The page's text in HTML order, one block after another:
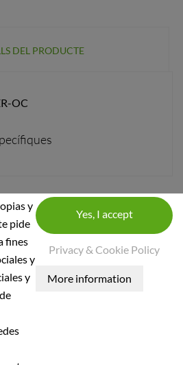
DEL PRODUCTE
OC
BOTIGA
y
pide
fines
y
y
Privacy & Cookie Policy